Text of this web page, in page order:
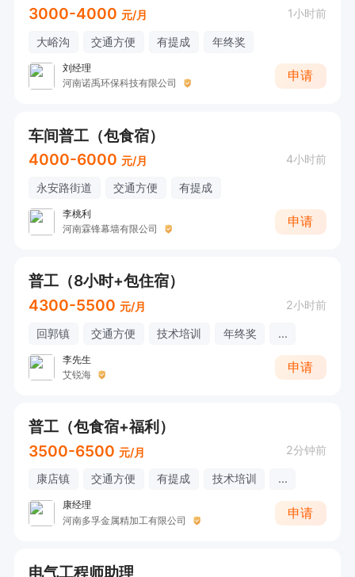
3000-4000 元/月 1小时前
大峪沟 交通方便 有提成 年终奖
刘经理
河南诺禹环保科技有限公司
申请
车间普工（包食宿）
4000-6000 元/月 4小时前
永安路街道 交通方便 有提成
李桃利
河南霖锋幕墙有限公司
申请
普工（8小时+包住宿）
4300-5500 元/月 2小时前
回郭镇 交通方便 技术培训 年终奖 ...
李先生
艾锐海
申请
普工（包食宿+福利）
3500-6500 元/月 2分钟前
康店镇 交通方便 有提成 技术培训 ...
康经理
河南多孚金属精加工有限公司
申请
电气工程师助理